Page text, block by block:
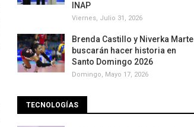
INAP
Viernes, Julio 31, 2026
Brenda Castillo y Niverka Marte
buscarán hacer historia en
Santo Domingo 2026
Domingo, Mayo 17, 2026
TECNOLOGÍAS